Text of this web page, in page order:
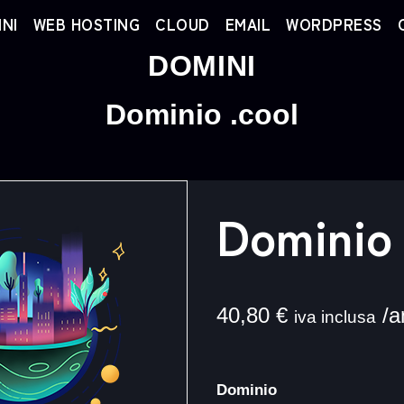
WEB HOSTING CLOUD EMAIL WORDPRESS
DOMINI
Dominio .cool
40,80 € iva inclusa /
Dominio